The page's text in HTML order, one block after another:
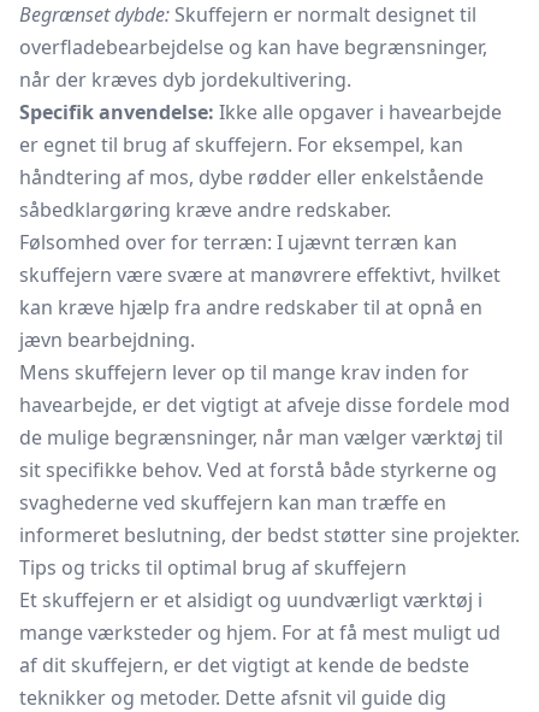
Begrænset dybde: Skuffejern er normalt designet til
overfladebearbejdelse og kan have begrænsninger,
når der kræves dyb jordekultivering.
Specifik anvendelse: Ikke alle opgaver i havearbejde
er egnet til brug af skuffejern. For eksempel, kan
håndtering af mos, dybe rødder eller enkelstående
såbedklargøring kræve andre redskaber.
Følsomhed over for terræn: I ujævnt terræn kan
skuffejern være svære at manøvrere effektivt, hvilket
kan kræve hjælp fra andre redskaber til at opnå en
jævn bearbejdning.
Mens skuffejern lever op til mange krav inden for
havearbejde, er det vigtigt at afveje disse fordele mod
de mulige begrænsninger, når man vælger værktøj til
sit specifikke behov. Ved at forstå både styrkerne og
svaghederne ved skuffejern kan man træffe en
informeret beslutning, der bedst støtter sine projekter.
Tips og tricks til optimal brug af skuffejern
Et skuffejern er et alsidigt og uundværligt værktøj i
mange værksteder og hjem. For at få mest muligt ud
af dit skuffejern, er det vigtigt at kende de bedste
teknikker og metoder. Dette afsnit vil guide dig